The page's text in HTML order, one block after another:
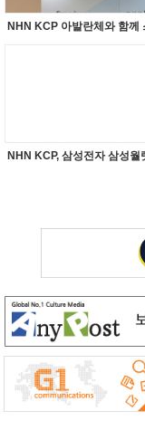
NHN KCP 아발란체와 함께
NHN KCP, 삼성전자 삼성월